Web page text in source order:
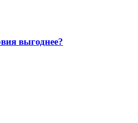
выгоднее?